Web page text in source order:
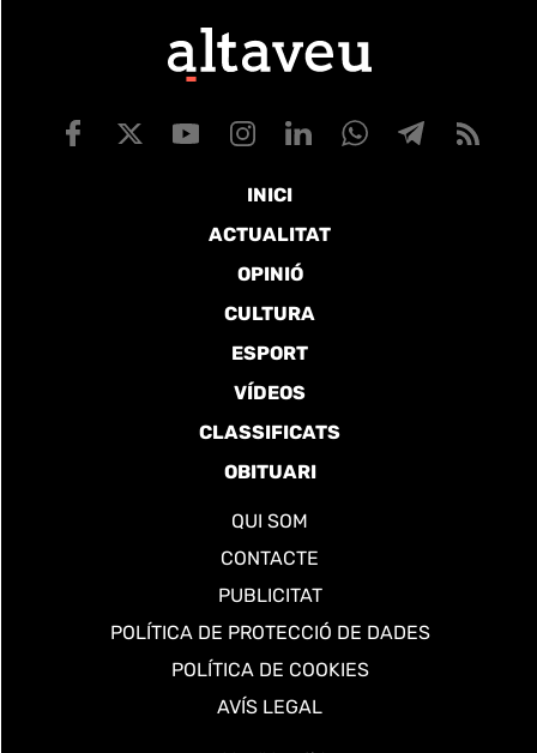
INICI
ACTUALITAT
OPINIÓ
CULTURA
ESPORT
VÍDEOS
CLASSIFICATS
OBITUARI
QUI SOM
CONTACTE
PUBLICITAT
POLÍTICA DE PROTECCIÓ DE DADES
POLÍTICA DE COOKIES
AVÍS LEGAL